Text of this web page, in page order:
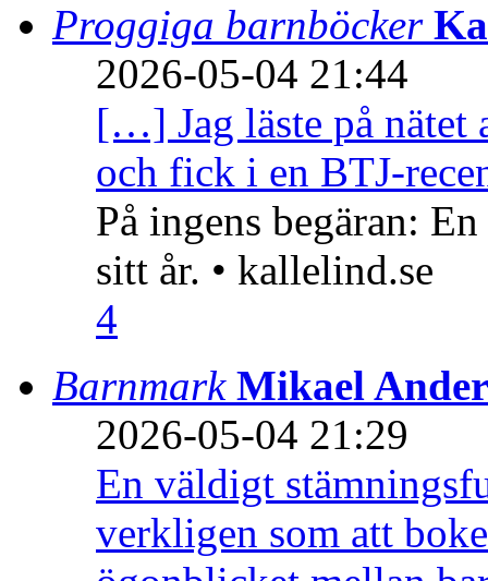
Proggiga barnböcker
2026-05-04 21:44
[…] Jag läste på nätet
och fick i en BTJ-
På ingens begäran:
sitt år. • kallelind.se
4
Barnmark Mikael
2026-05-04 21:29
En väldigt
verkligen som att